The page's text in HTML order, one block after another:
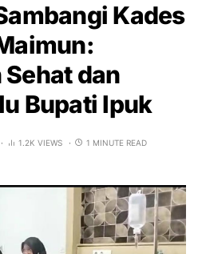
Kades
dan
Bupati Ipuk
1.2K VIEWS 1 MINUTE READ